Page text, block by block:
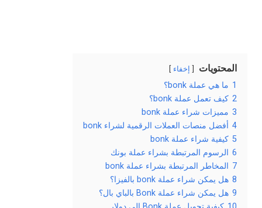
المحتويات إخفاء
1 ما هي عملة bonk؟
2 كيف تعمل عملة bonk؟
3 مميزات شراء عملة bonk
4 أفضل منصات العملات الرقمية لشراء bonk
5 كيفية شراء عملة bonk
6 الرسوم المرتبطة بشراء عملة بونك
7 المخاطر المرتبطة بشراء عملة bonk
8 هل يمكن شراء عملة bonk بالفيزا؟
9 هل يمكن شراء عملة Bonk بالباي بال؟